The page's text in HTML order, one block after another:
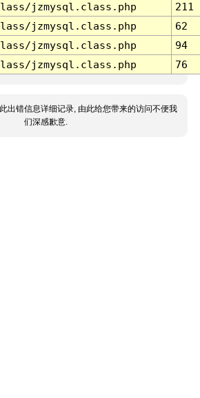
jzmysql.class.php
211
jzmysql.class.php
62
jzmysql.class.php
94
jzmysql.class.php 76
出错信息详细记录, 由此给您带来的访问不便我
们深感歉意.